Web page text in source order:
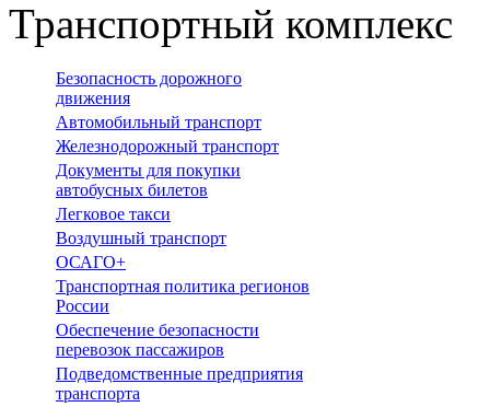
Транспортный комплекс
Безопасность дорожного
движения
Автомобильный транспорт
Железнодорожный транспорт
Документы для покупки
автобусных билетов
Легковое такси
Воздушный транспорт
ОСАГО+
Транспортная политика регионов
России
Обеспечение безопасности
перевозок пассажиров
Подведомственные предприятия
транспорта